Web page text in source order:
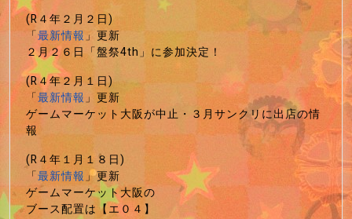
(R４年２月２日)
「最新情報」更新
２月２６日「盤祭4th」に参加決定！
(R４年２月１日)
「最新情報」更新
ゲームマーケット大阪が中止・３月サンクリに出店の情
報
(R４年１月１８日)
「最新情報」更新
ゲームマーケット大阪の
ブース配置は【エ０４】